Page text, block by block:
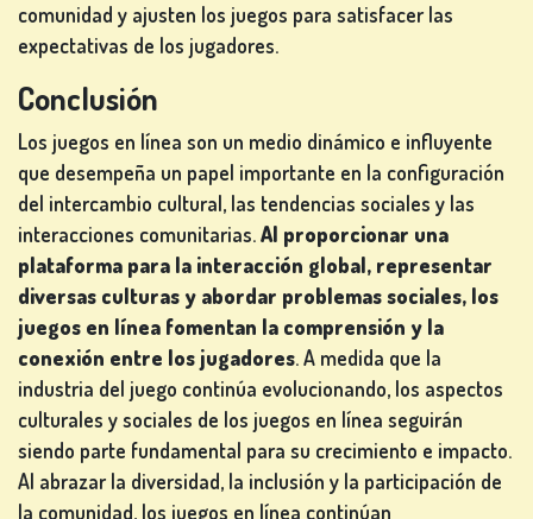
comunidad y ajusten los juegos para satisfacer las
expectativas de los jugadores.
Conclusión
Los juegos en línea son un medio dinámico e influyente
que desempeña un papel importante en la configuración
del intercambio cultural, las tendencias sociales y las
interacciones comunitarias.Al proporcionar una
plataforma para la interacción global, representar
diversas culturas y abordar problemas sociales, los
juegos en línea fomentan la comprensión y la
conexión entre los jugadores. A medida que la
industria del juego continúa evolucionando, los aspectos
culturales y sociales de los juegos en línea seguirán
siendo parte fundamental para su crecimiento e impacto.
Al abrazar la diversidad, la inclusión y la participación de
la comunidad, los juegos en línea continúan